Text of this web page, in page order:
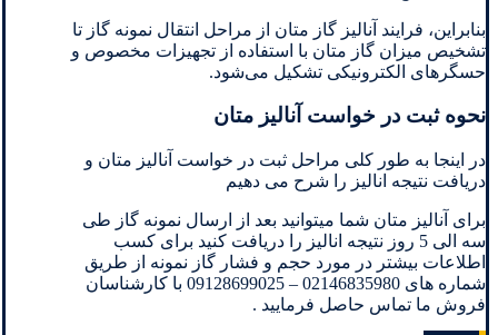
بنابراین، فرایند آنالیز گاز متان از مراحل انتقال نمونه گاز تا
تشخیص میزان گاز متان با استفاده از تجهیزات مخصوص و
حسگرهای الکترونیکی تشکیل می‌شود.
نحوه ثبت در خواست آنالیز متان
در اینجا به طور کلی مراحل ثبت در خواست آنالیز متان و
دریافت نتیجه انالیز را شرح می دهیم
برای آنالیز متان شما میتوانید بعد از ارسال نمونه گاز طی
سه الی 5 روز نتیجه انالیز را دریافت کنید برای کسب
اطلاعات بیشتر در مورد حجم و فشار گاز نمونه از طریق
شماره های 02146835980 – 09128699025 با کارشناسان
فروش ما تماس حاصل فرمایید .